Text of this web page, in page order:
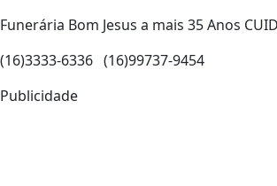
Funerária Bom Jesus a mais 35 Anos
(16)3333-6336 (16)99737-9454
Publicidade